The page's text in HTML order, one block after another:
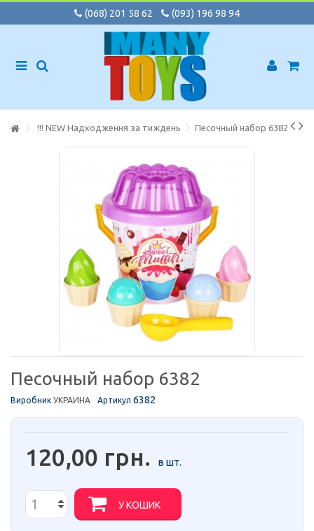
(068) 201 58 62 (093) 196 98 94
!!! NEW Надходження за тиждень Песочный набор 6382
Песочный набор 6382
Виробник УКРАИНА Артикул 6382
120,00 грн. в шт.
У КОШИК